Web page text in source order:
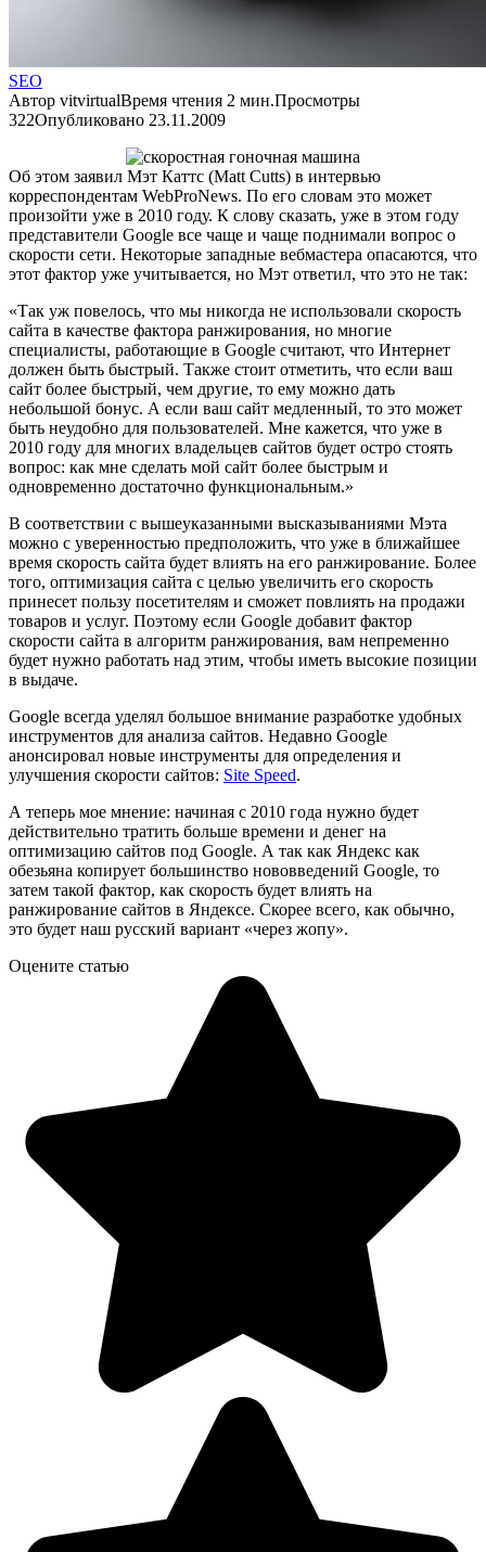
SEO
Автор vitvirtualВремя чтения 2 мин.Просмотры
322Опубликовано 23.11.2009
Об этом заявил Мэт Каттс (Matt Cutts) в интервью
корреспондентам WebProNews. По его словам это может
произойти уже в 2010 году. К слову сказать, уже в этом году
представители Google все чаще и чаще поднимали вопрос о
скорости сети. Некоторые западные вебмастера опасаются, что
этот фактор уже учитывается, но Мэт ответил, что это не так:
«Так уж повелось, что мы никогда не использовали скорость
сайта в качестве фактора ранжирования, но многие
специалисты, работающие в Google считают, что Интернет
должен быть быстрый. Также стоит отметить, что если ваш
сайт более быстрый, чем другие, то ему можно дать
небольшой бонус. А если ваш сайт медленный, то это может
быть неудобно для пользователей. Мне кажется, что уже в
2010 году для многих владельцев сайтов будет остро стоять
вопрос: как мне сделать мой сайт более быстрым и
одновременно достаточно функциональным.»
В соответствии с вышеуказанными высказываниями Мэта
можно с уверенностью предположить, что уже в ближайшее
время скорость сайта будет влиять на его ранжирование. Более
того, оптимизация сайта с целью увеличить его скорость
принесет пользу посетителям и сможет повлиять на продажи
товаров и услуг. Поэтому если Google добавит фактор
скорости сайта в алгоритм ранжирования, вам непременно
будет нужно работать над этим, чтобы иметь высокие позиции
в выдаче.
Google всегда уделял большое внимание разработке удобных
инструментов для анализа сайтов. Недавно Google
анонсировал новые инструменты для определения и
улучшения скорости сайтов: Site Speed.
А теперь мое мнение: начиная с 2010 года нужно будет
действительно тратить больше времени и денег на
оптимизацию сайтов под Google. А так как Яндекс как
обезьяна копирует большинство нововведений Google, то
затем такой фактор, как скорость будет влиять на
ранжирование сайтов в Яндексе. Скорее всего, как обычно,
это будет наш русский вариант «через жопу».
Оцените статью